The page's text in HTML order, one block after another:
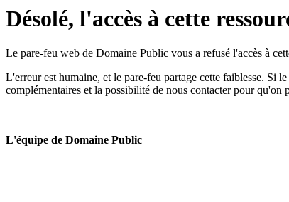
Désolé, l'accès à cette
Le pare-feu web de Domaine Public vous a refusé l'accès à
L'erreur est humaine, et le pare-feu partage cette faiblesse. Si
complémentaires et la possibilité de nous contacter pour qu'on
L'équipe de Domaine Public